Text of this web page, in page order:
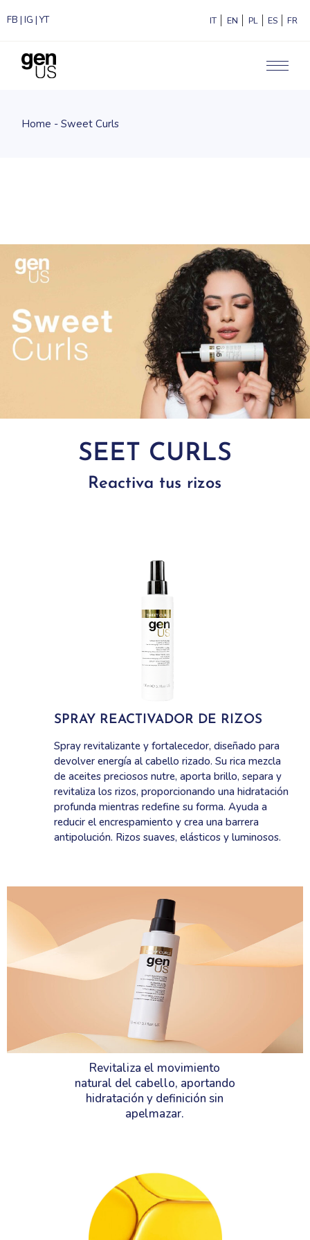
FB | IG |YT ITALIANOENGLISHPOLSKI
Home Sweet Curls
SEET CURLS
Reactiva tus rizos
SPRAY REACTIVADOR DE RIZOS
Spray revitalizante y fortalecedor, diseñado para
devolver energía al cabello rizado. Su rica mezcla
de aceites preciosos nutre, aporta brillo, separa y
revitaliza los rizos, proporcionando una hidratación
profunda mientras redefine su forma. Ayuda a
reducir el encrespamiento y crea una barrera
antipolución. Rizos suaves, elásticos y luminosos.
Revitaliza el movimiento
natural del cabello, aportando
hidratación y definición sin
apelmazar.